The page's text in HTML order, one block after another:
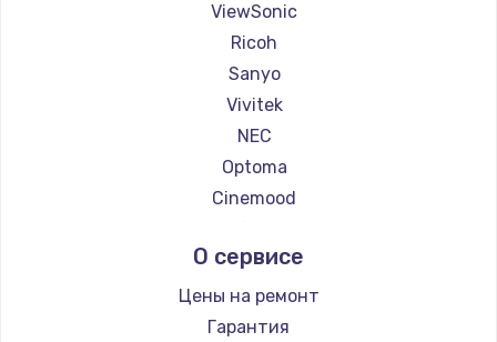
ViewSonic
Ricoh
Sanyo
Vivitek
NEC
Optoma
Cinemood
Barco
Xgimi
Canon
О сервисе
Цены на ремонт
Гарантия